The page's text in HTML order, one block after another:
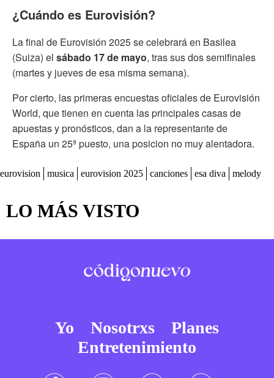
¿Cuándo es Eurovisión?
La final de Eurovisión 2025 se celebrará en Basilea
(Suiza) el sábado 17 de mayo, tras sus dos semifinales
(martes y jueves de esa misma semana).
Por cierto, las primeras encuestas oficiales de Eurovisión
World, que tienen en cuenta las principales casas de
apuestas y pronósticos, dan a la representante de
España un 25ª puesto, una posicion no muy alentadora.
eurovision musica eurovision 2025 canciones esa diva melody
LO MÁS VISTO
Yo Nosotrxs
Planes
Entretenimiento